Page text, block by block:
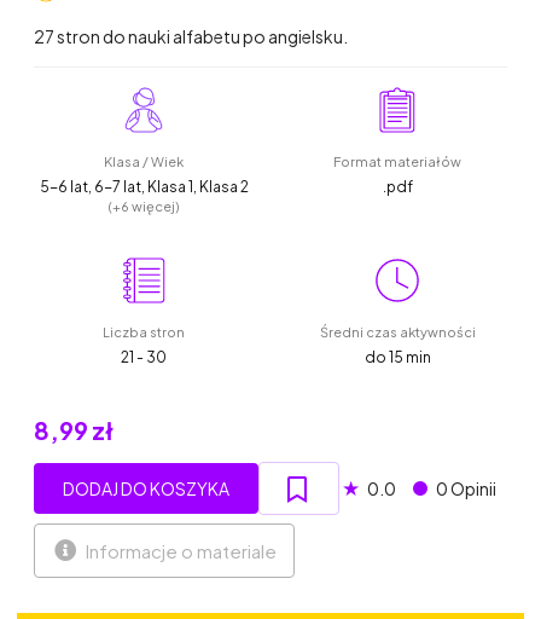
27 stron do nauki alfabetu po angielsku.
Klasa / Wiek
5-6 lat, 6-7 lat, Klasa 1, Klasa 2
(+6 więcej)
Format materiałów
.pdf
Liczba stron
21 - 30
Średni czas aktywności
do 15 min
8,99 zł
DODAJ DO KOSZYKA ★ 0.0 0 Opinii
Informacje o materiale